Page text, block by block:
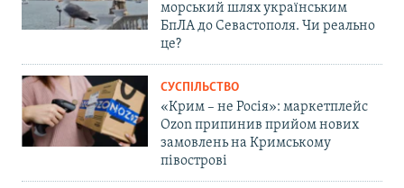
морський шлях українським
БпЛА до Севастополя. Чи реально
це?
СУСПІЛЬСТВО
«Крим – не Росія»: маркетплейс
Ozon припинив прийом нових
замовлень на Кримському
півострові